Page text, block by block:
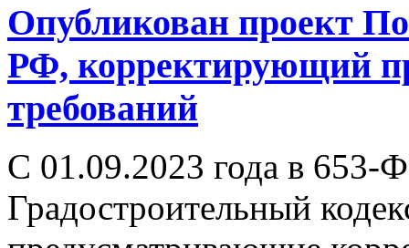
Опубликован проект
РФ, корректирующий
требований
С 01.09.2023 года в 653-
Градостроительный